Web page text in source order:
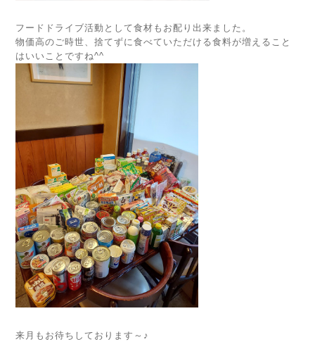
フードドライブ活動として食材もお配り出来ました。
物価高のご時世、捨てずに食べていただける食料が増えること
はいいことですね^^
来月もお待ちしております～♪